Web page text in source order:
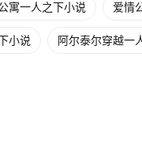
寓一人之下小说 爱情
小说 阿尔泰尔穿越一